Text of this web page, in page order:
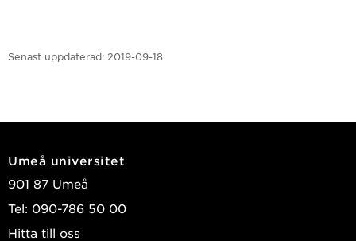
Senast uppdaterad: 2019-09-18
Umeå universitet
901 87 Umeå
Tel: 090-786 50 00
Hitta till oss